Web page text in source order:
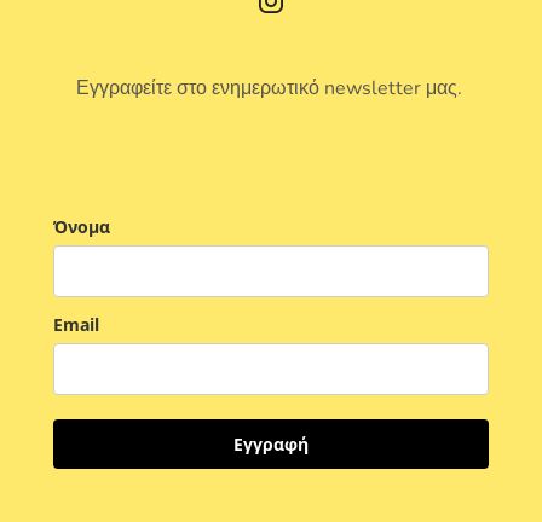
Εγγραφείτε στο ενημερωτικό newsletter μας.
Όνομα
Email
Εγγραφή